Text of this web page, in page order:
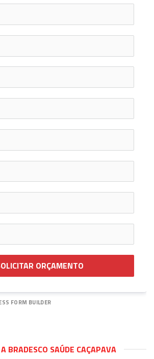
ORÇAMENTO
FORM BUILDER
BRADESCO SAÚDE CAÇAPAVA